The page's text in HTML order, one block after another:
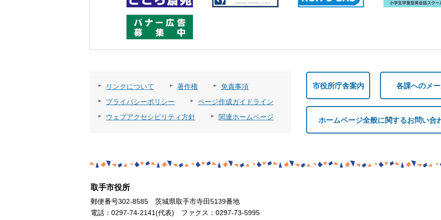
リンクについて 著作権
免責事項
プライバシーポリシー
ページ作成ガイドライン
ウェブアクセシビリティ方針
関連ホームページ
市役所庁舎案内 各課へのメ
ホームページ全般に関するお問い合
取手市役所
郵便番号302-8585 茨城県取手市寺田5139番地
電話：0297-74-2141(代表) ファクス：0297-73-5995